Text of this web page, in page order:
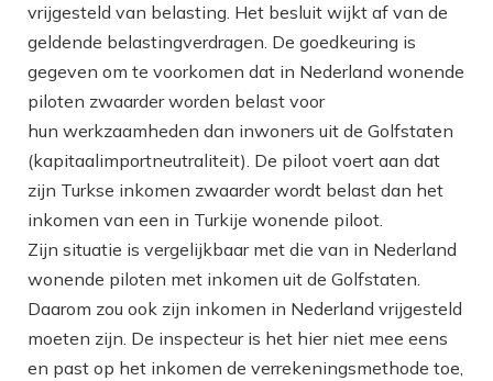
vrijgesteld van belasting. Het besluit wijkt af van de
geldende belastingverdragen. De goedkeuring is
gegeven om te voorkomen dat in Nederland wonende
piloten zwaarder worden belast voor
hun werkzaamheden dan inwoners uit de Golfstaten
(kapitaalimportneutraliteit). De piloot voert aan dat
zijn Turkse inkomen zwaarder wordt belast dan het
inkomen van een in Turkije wonende piloot.
Zijn situatie is vergelijkbaar met die van in Nederland
wonende piloten met inkomen uit de Golfstaten.
Daarom zou ook zijn inkomen in Nederland vrijgesteld
moeten zijn. De inspecteur is het hier niet mee eens
en past op het inkomen de verrekeningsmethode toe,